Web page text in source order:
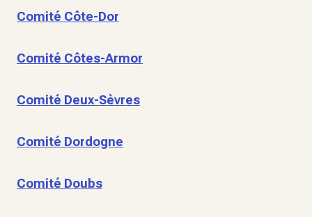
Comité Côte-Dor
Comité Côtes-Armor
Comité Deux-Sèvres
Comité Dordogne
Comité Doubs